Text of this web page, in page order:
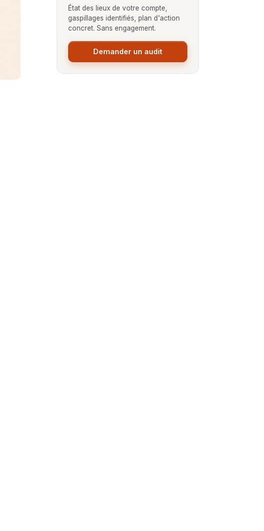
État des lieux de votre compte,
gaspillages identifiés, plan d'action
concret. Sans engagement.
Demander un audit